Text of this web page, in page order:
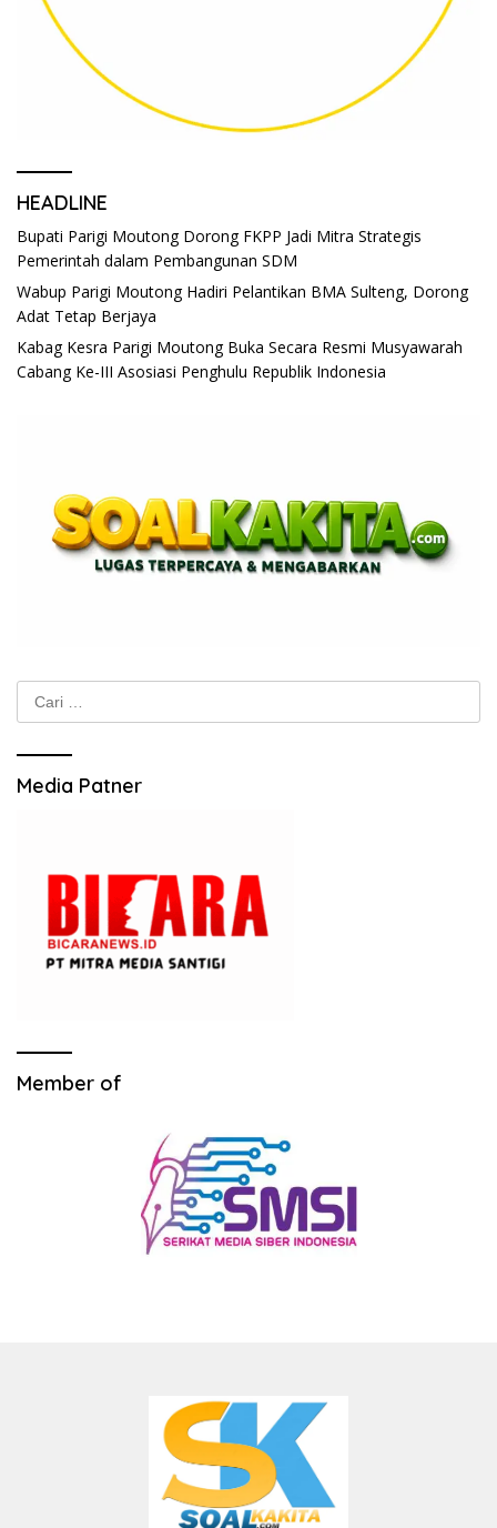
HEADLINE
Bupati Parigi Moutong Dorong FKPP Jadi Mitra Strategis
Pemerintah dalam Pembangunan SDM
Wabup Parigi Moutong Hadiri Pelantikan BMA Sulteng, Dorong
Adat Tetap Berjaya
Kabag Kesra Parigi Moutong Buka Secara Resmi Musyawarah
Cabang Ke-III Asosiasi Penghulu Republik Indonesia
Cari
untuk:
Media Patner
Member of